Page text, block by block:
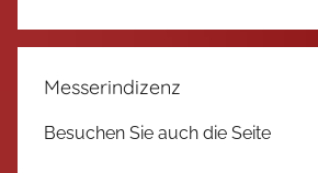
Messerindizenz
Besuchen Sie auch die Seite